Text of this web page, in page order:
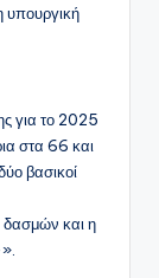
υπουργική
για το 2025
στα 66 και
βασικοί
δασμών και η